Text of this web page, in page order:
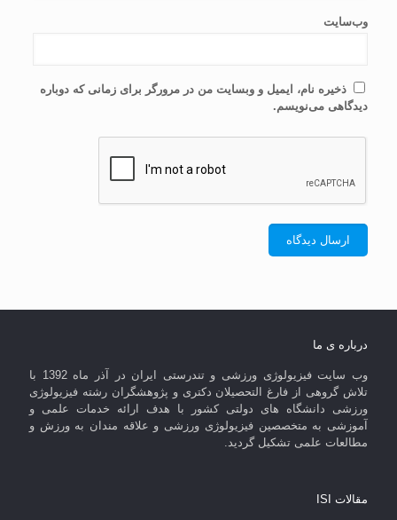
وب‌سایت
ذخیره نام، ایمیل و وبسایت من در مرورگر برای زمانی که دوباره
دیدگاهی می‌نویسم.
درباره ی ما
وب سایت فیزیولوژی ورزشی و تندرستی ایران در آذر ماه 1392 با
تلاش گروهی از فارغ التحصیلان دکتری و پژوهشگران رشته فیزیولوژی
ورزشی دانشگاه های دولتی کشور با هدف ارائه خدمات علمی و
آموزشی به متخصصین فیزیولوژی ورزشی و علاقه مندان به ورزش و
مطالعات علمی تشکیل گردید.
مقالات ISI